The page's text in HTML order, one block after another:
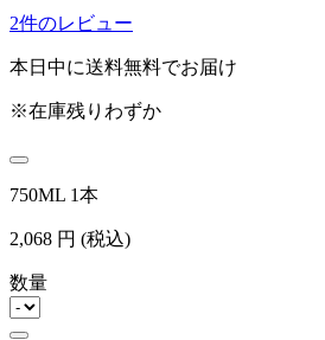
2件のレビュー
本日中に送料無料でお届け
※在庫残りわずか
750ML 1本
2,068 円 (税込)
数量